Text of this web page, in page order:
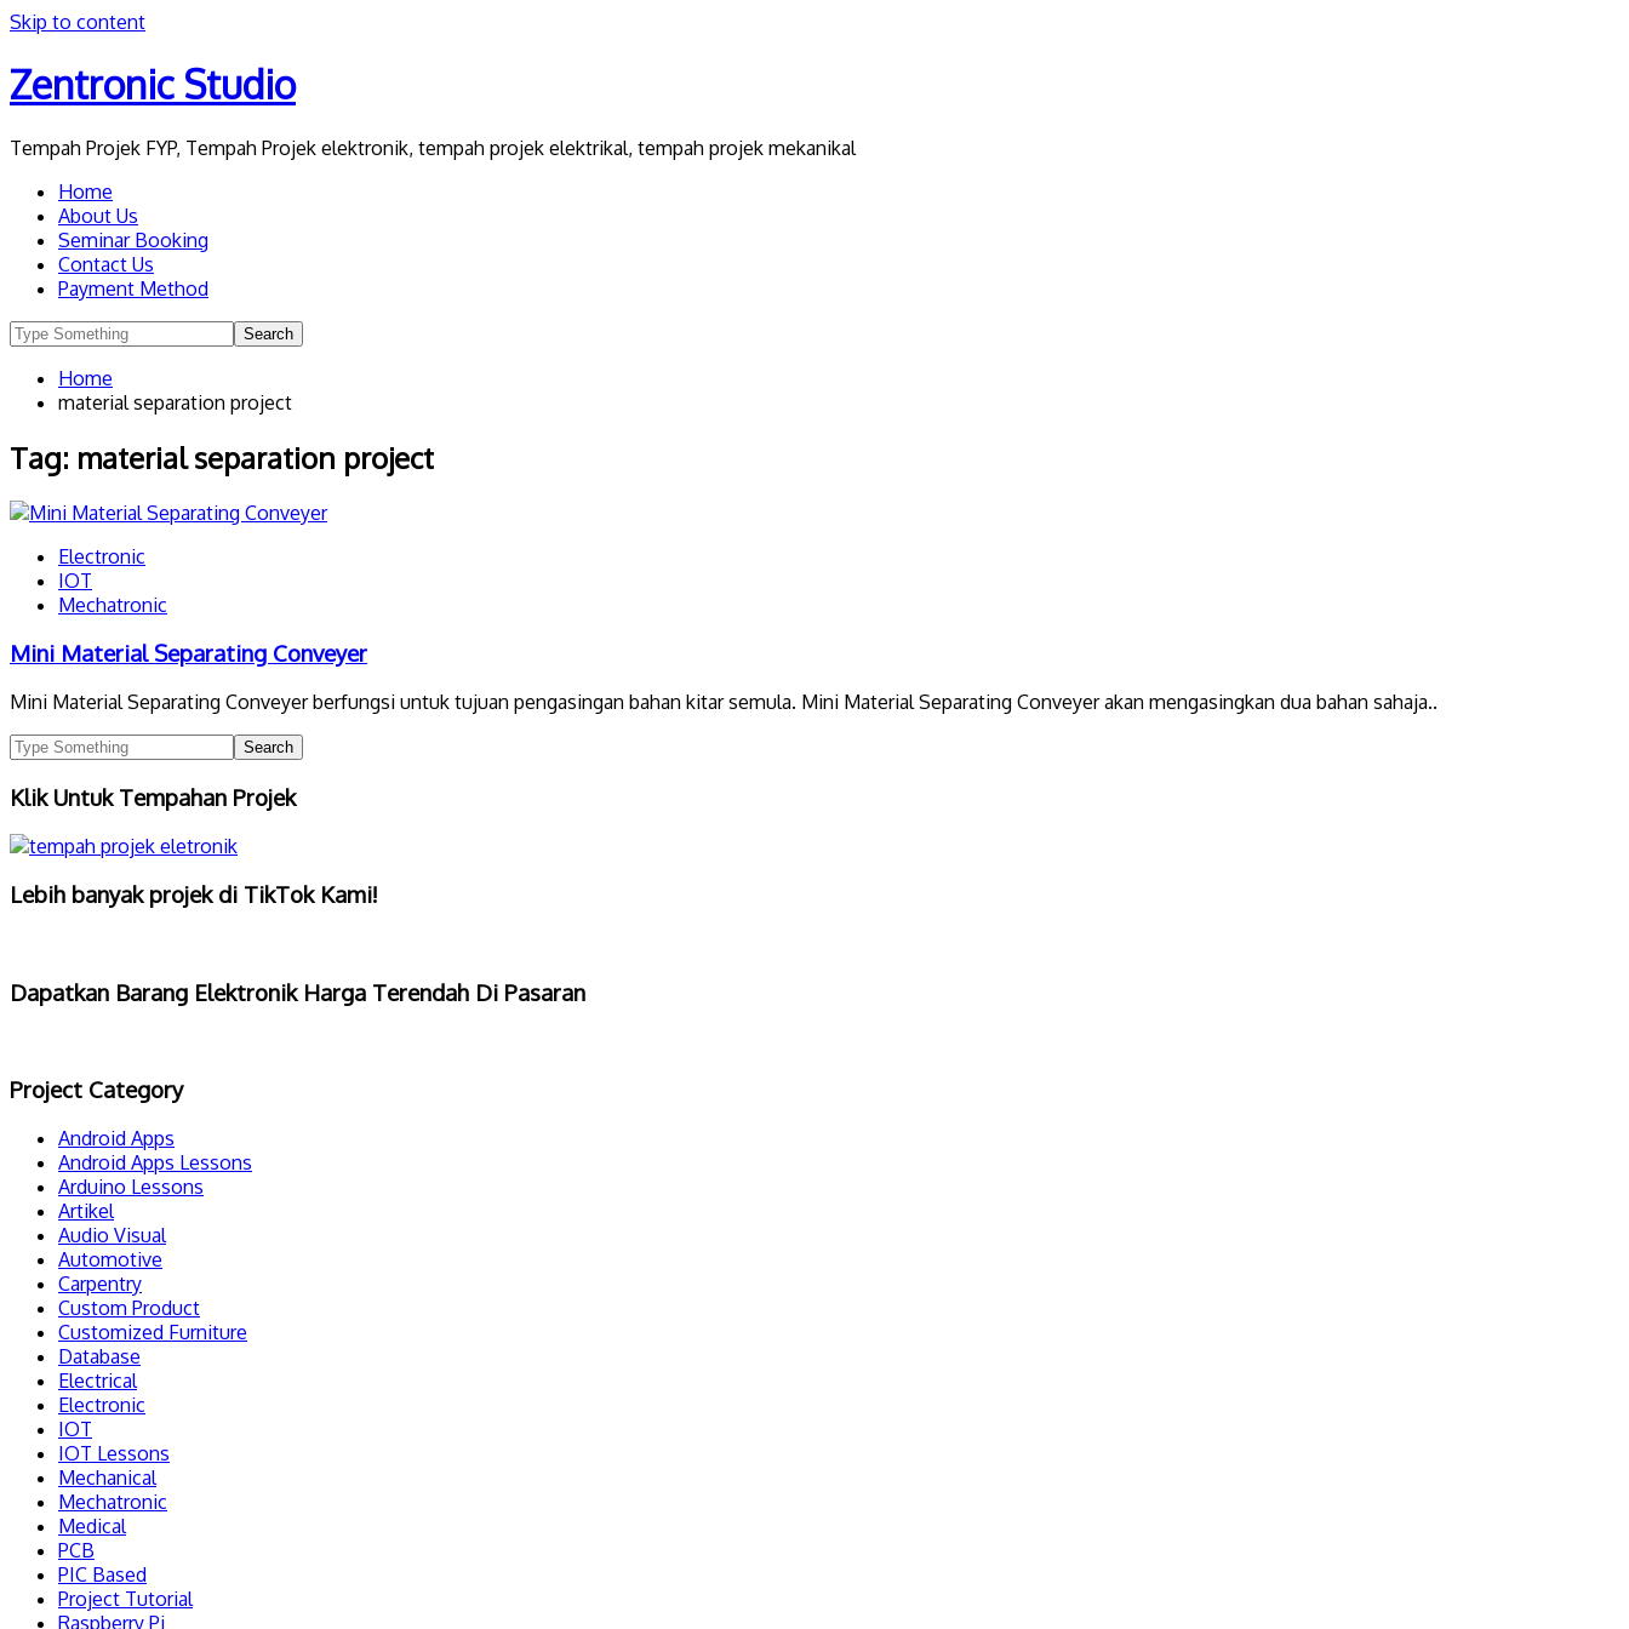
Skip to content
Zentronic Studio
Tempah Projek FYP, Tempah Projek elektronik, tempah projek elektrikal, tempah projek mekanikal
Home
About Us
Seminar Booking
Contact Us
Payment Method
Home
material separation project
Tag: material separation project
Electronic
IOT
Mechatronic
Mini Material Separating Conveyer
Mini Material Separating Conveyer berfungsi untuk tujuan pengasingan bahan kitar semula. Mini Material Separating Conveyer akan mengasingkan dua bahan sahaja..
Klik Untuk Tempahan Projek
Lebih banyak projek di TikTok Kami!
Dapatkan Barang Elektronik Harga Terendah Di Pasaran
Project Category
Android Apps
Android Apps Lessons
Arduino Lessons
Artikel
Audio Visual
Automotive
Carpentry
Custom Product
Customized Furniture
Database
Electrical
Electronic
IOT
IOT Lessons
Mechanical
Mechatronic
Medical
PCB
PIC Based
Project Tutorial
Raspberry Pi